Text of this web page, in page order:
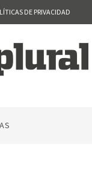
DE PRIVACIDAD